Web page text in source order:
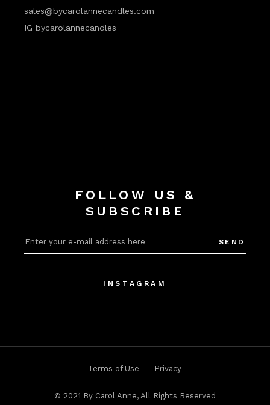
sales@bycarolannecandles.com
IG bycarolannecandles
FOLLOW US &
SUBSCRIBE
SEND
INSTAGRAM
Terms of Use Privacy
© 2021 By Carol Anne, All Rights Reserved